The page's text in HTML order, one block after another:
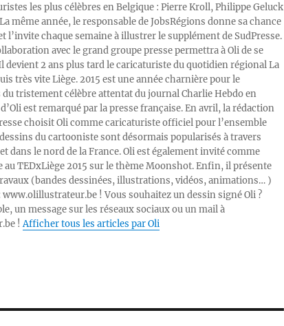
les plus célèbres en Belgique : Pierre Kroll, Philippe Geluck
même année, le responsable de JobsRégions donne sa chance
l’invite chaque semaine à illustrer le supplément de SudPresse.
avec le grand groupe presse permettra à Oli de se
devient 2 ans plus tard le caricaturiste du quotidien régional La
très vite Liège. 2015 est une année charnière pour le
tristement célèbre attentat du journal Charlie Hebdo en
est remarqué par la presse française. En avril, la rédaction
choisit Oli comme caricaturiste officiel pour l’ensemble
du cartooniste sont désormais popularisés à travers
dans le nord de la France. Oli est également invité comme
au TEDxLiège 2015 sur le thème Moonshot. Enfin, il présente
(bandes dessinées, illustrations, vidéos, animations… )
www.olillustrateur.be ! Vous souhaitez un dessin signé Oli ?
un message sur les réseaux sociaux ou un mail à
!Afficher tous les articles par Oli